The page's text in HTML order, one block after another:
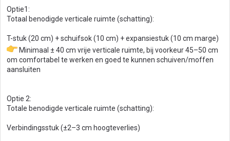
Optie1:
Totaal benodigde verticale ruimte (schatting):
T-stuk (20 cm) + schuifsok (10 cm) + expansiestuk (10 cm marge)
Minimaal ± 40 cm vrije verticale ruimte, bij voorkeur 45–50 cm
om comfortabel te werken en goed te kunnen schuiven/moffen
aansluiten
Optie 2:
Totale benodigde verticale ruimte (schatting):
Verbindingsstuk (±2–3 cm hoogteverlies)